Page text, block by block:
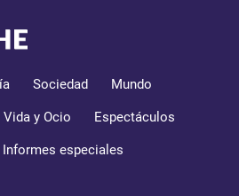
Sociedad Mundo
Vida y Ocio Espectáculos
Informes especiales